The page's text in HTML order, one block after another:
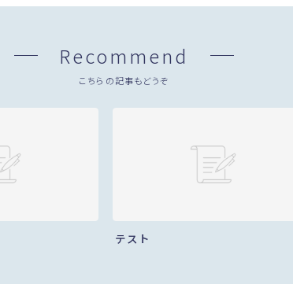
Recommend
こちらの記事もどうぞ
テスト